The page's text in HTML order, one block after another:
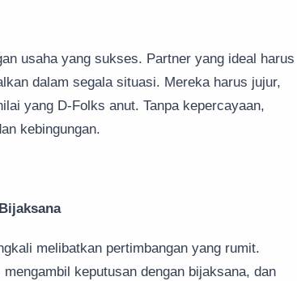
usaha yang sukses. Partner yang ideal harus
dalam segala situasi. Mereka harus jujur,
yang D-Folks anut. Tanpa kepercayaan,
kebingungan.
melibatkan pertimbangan yang rumit.
keputusan dengan bijaksana, dan